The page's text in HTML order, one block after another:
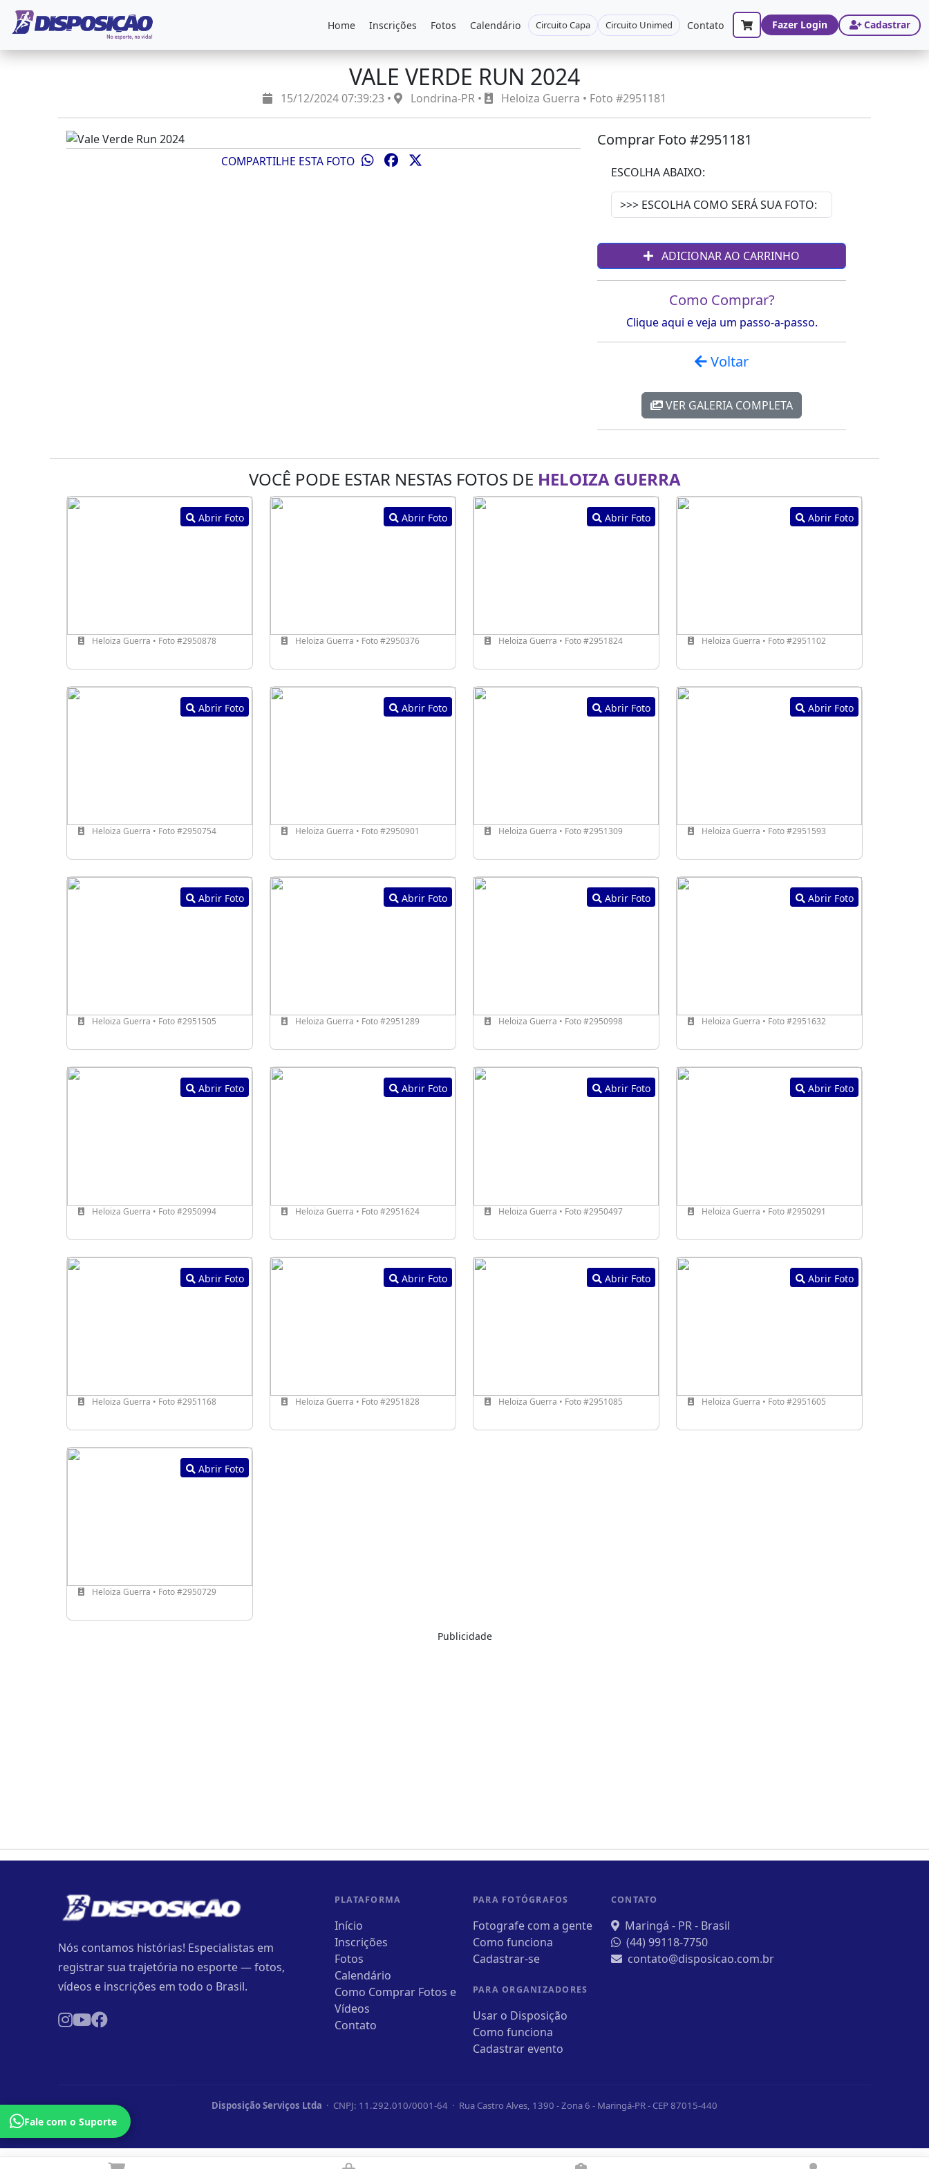
Home Inscrições Fotos Calendário Circuito Capa Circuito Unimed Contato Fazer Login Cadastrar
VALE VERDE RUN 2024
15/12/2024 07:39:23 • Londrina-PR • Heloiza Guerra • Foto #2951181
COMPARTILHE ESTA FOTO
Comprar Foto #2951181
ESCOLHA ABAIXO:
ADICIONAR AO CARRINHO
Como Comprar?
Clique aqui e veja um passo-a-passo.
Voltar
VER GALERIA COMPLETA
VOCÊ PODE ESTAR NESTAS FOTOS DE HELOIZA GUERRA
Abrir Foto
Heloiza Guerra • Foto #2950878
Abrir Foto
Heloiza Guerra • Foto #2950376
Abrir Foto
Heloiza Guerra • Foto #2951824
Abrir Foto
Heloiza Guerra • Foto #2951102
Abrir Foto
Heloiza Guerra • Foto #2950754
Abrir Foto
Heloiza Guerra • Foto #2950901
Abrir Foto
Heloiza Guerra • Foto #2951309
Abrir Foto
Heloiza Guerra • Foto #2951593
Abrir Foto
Heloiza Guerra • Foto #2951505
Abrir Foto
Heloiza Guerra • Foto #2951289
Abrir Foto
Heloiza Guerra • Foto #2950998
Abrir Foto
Heloiza Guerra • Foto #2951632
Abrir Foto
Heloiza Guerra • Foto #2950994
Abrir Foto
Heloiza Guerra • Foto #2951624
Abrir Foto
Heloiza Guerra • Foto #2950497
Abrir Foto
Heloiza Guerra • Foto #2950291
Abrir Foto
Heloiza Guerra • Foto #2951168
Abrir Foto
Heloiza Guerra • Foto #2951828
Abrir Foto
Heloiza Guerra • Foto #2951085
Abrir Foto
Heloiza Guerra • Foto #2951605
Abrir Foto
Heloiza Guerra • Foto #2950729
Publicidade
Nós contamos histórias! Especialistas em
registrar sua trajetória no esporte — fotos,
vídeos e inscrições em todo o Brasil.
PLATAFORMA
Início
Inscrições
Fotos
Calendário
Como Comprar Fotos e
Vídeos
Contato
PARA FOTÓGRAFOS
Fotografe com a gente
Como funciona
Cadastrar-se
PARA ORGANIZADORES
Usar o Disposição
Como funciona
Cadastrar evento
CONTATO
Maringá - PR - Brasil
(44) 99118-7750
contato@disposicao.com.br
Disposição Serviços Ltda · CNPJ: 11.292.010/0001-64 · Rua Castro Alves, 1390 - Zona 6 - Maringá-PR - CEP 87015-440
Fale com o Suporte